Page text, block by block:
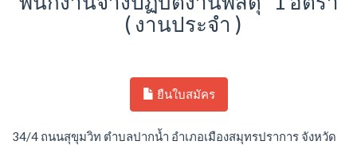
( งานประจำ )
ยืนใบสมัคร
34/4 ถนนสุขุมวิท ตำบลปากน้ำ อำเภอเมืองสมุทรปราการ จังหวัด